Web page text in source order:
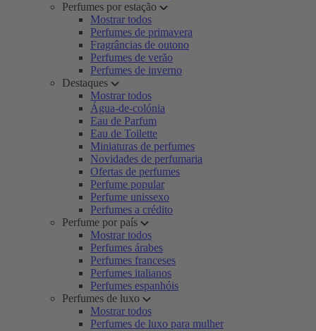
Perfumes por estação
Mostrar todos
Perfumes de primavera
Fragrâncias de outono
Perfumes de verão
Perfumes de inverno
Destaques
Mostrar todos
Água-de-colónia
Eau de Parfum
Eau de Toilette
Miniaturas de perfumes
Novidades de perfumaria
Ofertas de perfumes
Perfume popular
Perfume unissexo
Perfumes a crédito
Perfume por país
Mostrar todos
Perfumes árabes
Perfumes franceses
Perfumes italianos
Perfumes espanhóis
Perfumes de luxo
Mostrar todos
Perfumes de luxo para mulher